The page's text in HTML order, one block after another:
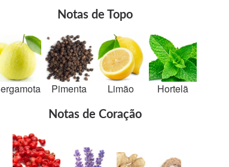
Notas de Topo
Pimenta Limão Hortelã
Notas de Coração